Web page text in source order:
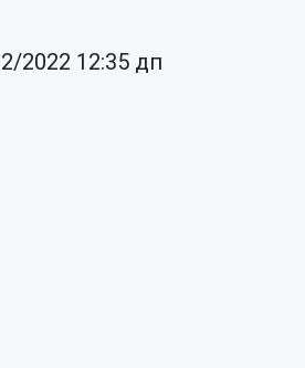
2022 12:35 дп